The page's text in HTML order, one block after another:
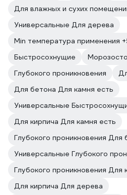
Для влажных и сухих
Универсальные Для дерева
Min температура применения
Быстросохнущие
Глубокого проникновения
Для бетона Для камня есть
Универсальные
Для кирпича Для камня есть
Глубокого проникновения Для
Универсальные Глубокого
Глубокого проникновения Для
Для кирпича Для дерева